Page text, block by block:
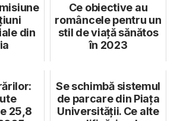
din
Ce obiective au
româncele pentru un
stil de viață sănătos
în 2023
25,8
Se schimbă sistemul
de parcare din Piața
Universității. Ce alte